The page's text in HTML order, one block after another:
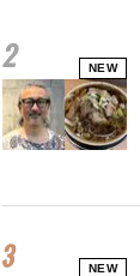
NEW
NEW